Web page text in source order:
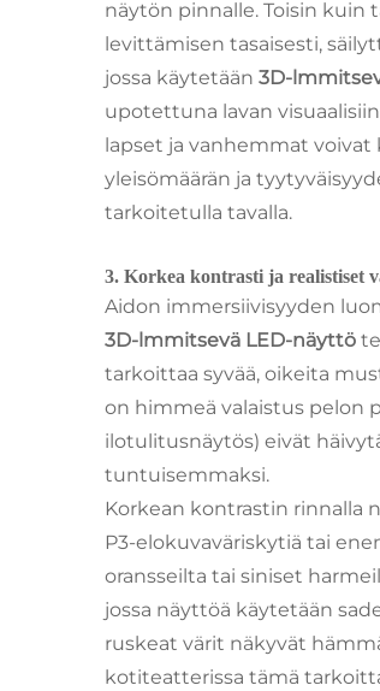
näytön pinnalle. Toisin kuin
levittämisen tasaisesti,
jossa käytetään 3D-
upotettuna lavan
lapset ja vanhemmat
yleisömäärän ja
tarkoitetulla tavalla.
3. Korkea kontrasti ja realistiset
Aidon immersiivisyyden
3D-lmmitsevä LED-näyttö
tarkoittaa syvää, oikeita
on himmeä valaistus pelon
ilotulitusnäytös) eivät
tuntuisemmaksi.
Korkean kontrastin rinnalla
P3-elokuvaväriskytiä tai
oransseilta tai siniset
jossa näyttöä käytetään
ruskeat värit näkyvät
kotiteatterissa tämä